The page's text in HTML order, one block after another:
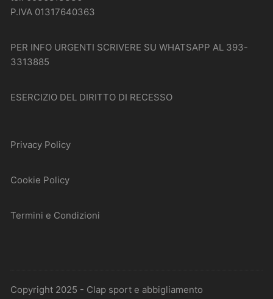
P.IVA 01317640363
PER INFO URGENTI SCRIVERE SU WHATSAPP AL 393-
3313885
ESERCIZIO DEL DIRITTO DI RECESSO
Privacy Policy
Cookie Policy
Termini e Condizioni
Copyright 2025 - Clap sport e abbigliamento